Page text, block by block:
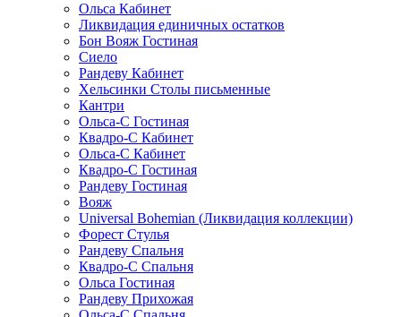
Ольса Кабинет
Ликвидация единичных остатков
Бон Вояж Гостиная
Сиело
Рандеву Кабинет
Хельсинки Столы письменные
Кантри
Ольса-С Гостиная
Квадро-С Кабинет
Ольса-С Кабинет
Квадро-С Гостиная
Рандеву Гостиная
Вояж
Universal Bohemian (Ликвидация коллекции)
Форест Стулья
Рандеву Спальня
Квадро-С Спальня
Ольса Гостиная
Рандеву Прихожая